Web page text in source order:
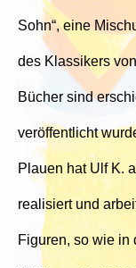
Sohn“, eine
des Klassikers
Bücher sind
veröffentlicht
Plauen hat Ulf K.
realisiert und
Figuren, so wie in